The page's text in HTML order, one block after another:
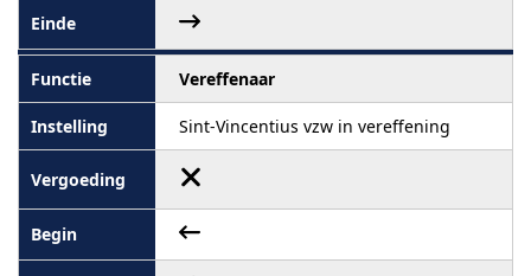
Vereffenaar
Sint-Vincentius vzw in vereffening